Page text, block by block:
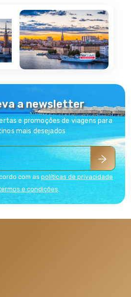
de língua espanhola Visitas
Helsínquia e Copenhaga
espanhola
Estocolmo - Helsínquia com
noite a bordo em camarote
- Copenhaga Voo interno
Básicos Incluídos nos nossos
e na E-Magazine
Básicos Incluídos nos
e na E-
Não Incluídos
descritas como opcionais no
e podem ser adquiridas
a newsletter
e promoções de viagens para
mais desejados
com as políticas de privacidade
e condições.